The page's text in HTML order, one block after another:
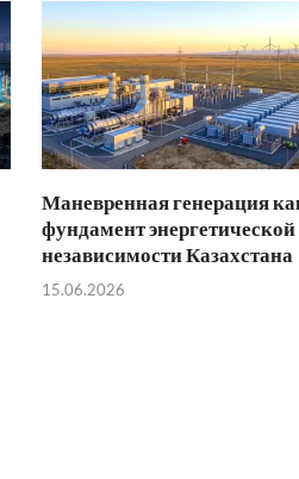
Маневренная генерация
фундамент энергетической
независимости Казахстана
15.06.2026